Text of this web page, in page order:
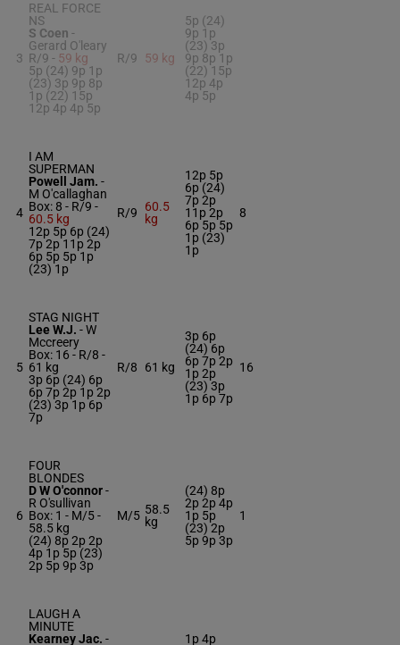
3
REAL FORCE
NS
S Coen -
Gerard O'leary
R/9 - 59 kg
5p (24) 9p 1p
(23) 3p 9p 8p
1p (22) 15p
12p 4p 4p 5p
R/9 59 kg
5p (24)
9p 1p
(23) 3p
9p 8p 1p
(22) 15p
12p 4p
4p 5p
4
I AM
SUPERMAN
Powell Jam. -
M O'callaghan
Box: 8 - R/9 -
60.5 kg
12p 5p 6p (24)
7p 2p 11p 2p
6p 5p 5p 1p
(23) 1p
R/9
60.5
kg
12p 5p
6p (24)
7p 2p
11p 2p
6p 5p 5p
1p (23)
1p
8
5
STAG NIGHT
Lee W.J. -W
Mccreery
Box: 16 - R/8 -
61 kg
3p 6p (24) 6p
6p 7p 2p 1p 2p
(23) 3p 1p 6p
7p
R/8 61 kg
3p 6p
(24) 6p
6p 7p 2p
1p 2p
(23) 3p
1p 6p 7p
16
6
FOUR
BLONDES
D W O'connor-
R O'sullivan
Box: 1 - M/5 -
58.5 kg
(24) 8p 2p 2p
4p 1p 5p (23)
2p 5p 9p 3p
M/5 58.5
kg
(24) 8p
2p 2p 4p
1p 5p
(23) 2p
5p 9p 3p
1
LAUGH A
MINUTE
Kearney Jac. -
1p 4p